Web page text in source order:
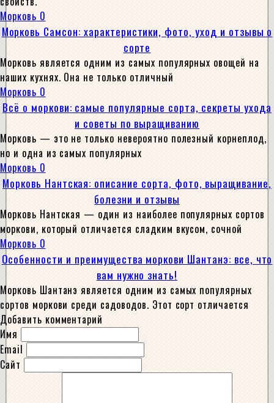
Морковь 0
Морковь Самсон: характеристики, фото, уход и отзывы о
сорте
Морковь является одним из самых популярных овощей на
наших кухнях. Она не только отличный
Морковь 0
Всё о моркови: самые популярные сорта, секреты ухода
и советы по выращиванию
Морковь — это не только невероятно полезный корнеплод,
но и одна из самых популярных
Морковь 0
Морковь Нантская: описание сорта, фото, выращивание,
болезни и отзывы
Морковь Нантская — один из наиболее популярных сортов
моркови, который отличается сладким вкусом, сочной
Морковь 0
Особенности и преимущества моркови Шантанэ: все, что
вам нужно знать!
Морковь Шантанэ является одним из самых популярных
сортов моркови среди садоводов. Этот сорт отличается
Добавить комментарий
Имя
Email
Сайт